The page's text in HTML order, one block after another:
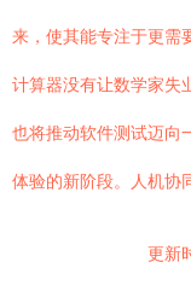
来，使其能专注于更需
计算器没有让数学家失
也将推动软件测试迈向
体验的新阶段。人机协
更新